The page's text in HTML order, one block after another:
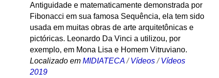
Antiguidade e matematicamente demonstrada por
Fibonacci em sua famosa Sequência, ela tem sido
usada em muitas obras de arte arquitetônicas e
pictóricas. Leonardo Da Vinci a utilizou, por
exemplo, em Mona Lisa e Homem Vitruviano.
Localizado em MIDIATECA /Vídeos /Vídeos
2019